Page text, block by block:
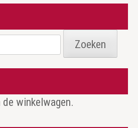
Zoeken
winkelwagen.